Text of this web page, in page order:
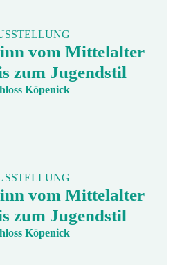
vom Mittelalter
zum Jugendstil
Köpenick
vom Mittelalter
zum Jugendstil
Köpenick